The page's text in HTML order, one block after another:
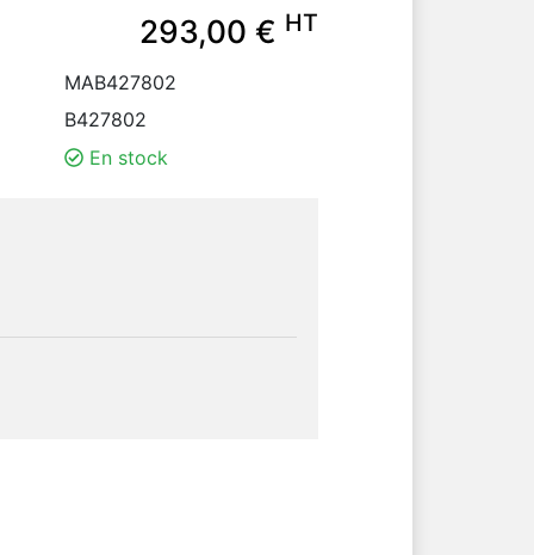
293,00 € HT
MAB427802
B427802
En stock